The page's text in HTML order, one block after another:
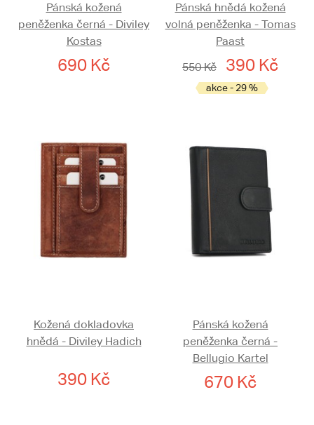
Pánská kožená
peněženka černá - Diviley
Kostas
690 Kč
Pánská hnědá kožená
volná peněženka - Tomas
Paast
550 Kč
390 Kč
akce - 29 %
Kožená dokladovka
hnědá - Diviley Hadich
390 Kč
Pánská kožená
peněženka černá -
Bellugio Kartel
670 Kč